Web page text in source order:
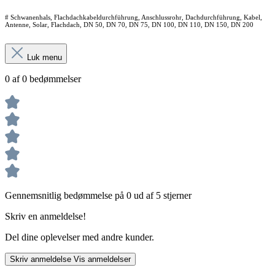
# Schwanenhals, Flachdachkabeldurchführung, Anschlussrohr, Dachdurchführung, Kabel,
Antenne, Solar, Flachdach, DN 50, DN 70, DN 75, DN 100, DN 110, DN 150, DN 200
Luk menu
0 af 0 bedømmelser
Gennemsnitlig bedømmelse på 0 ud af 5 stjerner
Skriv en anmeldelse!
Del dine oplevelser med andre kunder.
Skriv anmeldelse Vis anmeldelser